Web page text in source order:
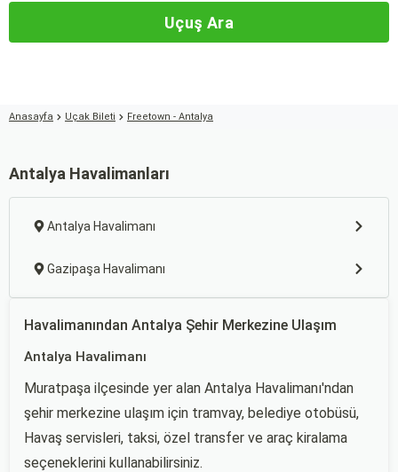
Uçuş Ara
Anasayfa Uçak Bileti Freetown - Antalya
Antalya Havalimanları
Antalya Havalimanı
Gazipaşa Havalimanı
Havalimanından Antalya Şehir Merkezine Ulaşım
Antalya Havalimanı
Muratpaşa ilçesinde yer alan Antalya Havalimanı'ndan
şehir merkezine ulaşım için tramvay, belediye otobüsü,
Havaş servisleri, taksi, özel transfer ve araç kiralama
seçeneklerini kullanabilirsiniz.